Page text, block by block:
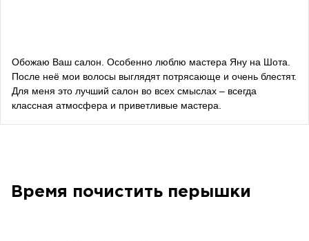
Bazhana
songwriter
Обожаю Ваш салон. Особенно люблю мастера Яну на Шота.
После неё мои волосы выглядят потрясающе и очень блестят.
Для меня это лучший салон во всех смыслах – всегда
классная атмосфера и приветливые мастера.
Время почистить перышки